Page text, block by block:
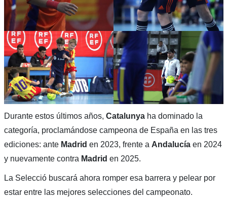
Durante estos últimos años, Catalunyaha dominado la
categoría, proclamándose campeona de España en las tres
ediciones: ante Madrid en 2023, frente a Andalucíaen 2024
y nuevamente contra Madrid en 2025.
La Selecció buscará ahora romper esa barrera y pelear por
estar entre las mejores selecciones del campeonato.